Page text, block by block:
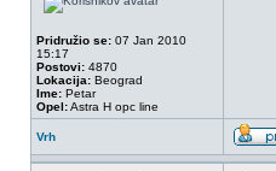
Pridružio se: 07 Jan 2010
15:17
Postovi: 4870
Lokacija: Beograd
Ime: Petar
Opel:Astra H opc line
Vrh